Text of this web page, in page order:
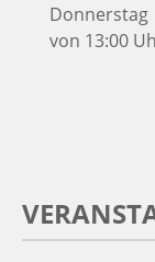
Donnerstag
von 13:00